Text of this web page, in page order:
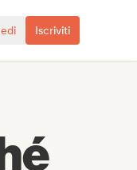
Iscriviti